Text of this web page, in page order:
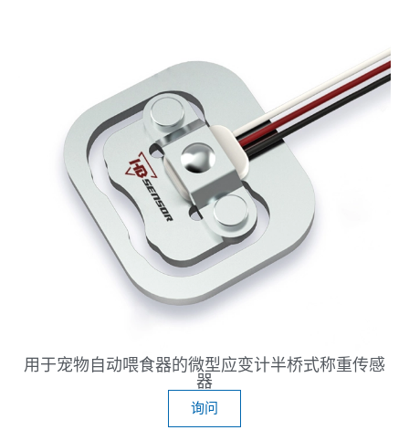
用于宠物自动喂食器的微型应变计半桥式称重传感
器
询问